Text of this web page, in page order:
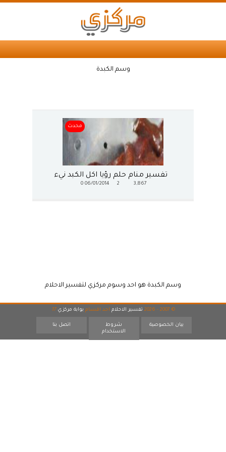
وسم الكبدة
محدث
تفسير منام حلم رؤيا اكل الكبد نيء
3,867
06/01/2014
0
وسم الكبدة هو احد وسوم مركزي لتفسير الاحلام
© 2007 - 2026 تفسير الاحلام احد اقسام بوابة مركزي 17
بيان الخصوصية
شروط
الاستخدام
اتصل بنا